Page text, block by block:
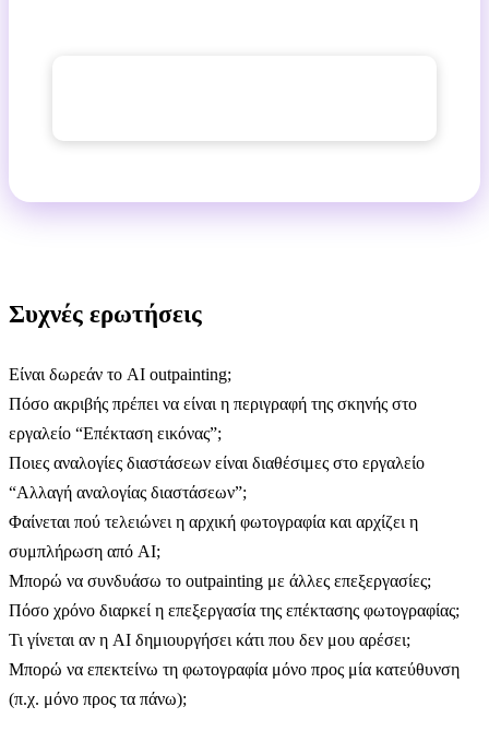
Συχνές ερωτήσεις
Είναι δωρεάν το AI outpainting;
Πόσο ακριβής πρέπει να είναι η περιγραφή της σκηνής στο
εργαλείο “Επέκταση εικόνας”;
Ποιες αναλογίες διαστάσεων είναι διαθέσιμες στο εργαλείο
“Αλλαγή αναλογίας διαστάσεων”;
Φαίνεται πού τελειώνει η αρχική φωτογραφία και αρχίζει η
συμπλήρωση από AI;
Μπορώ να συνδυάσω το outpainting με άλλες επεξεργασίες;
Πόσο χρόνο διαρκεί η επεξεργασία της επέκτασης φωτογραφίας;
Τι γίνεται αν η AI δημιουργήσει κάτι που δεν μου αρέσει;
Μπορώ να επεκτείνω τη φωτογραφία μόνο προς μία κατεύθυνση
(π.χ. μόνο προς τα πάνω);